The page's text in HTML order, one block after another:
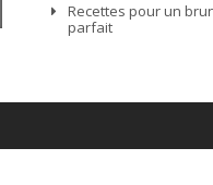
Recettes pour un
parfait